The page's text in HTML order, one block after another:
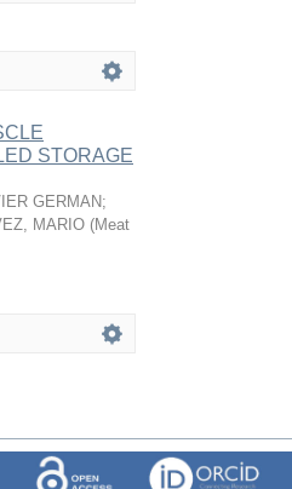
STORAGE
GERMAN;
MARIO (Meat